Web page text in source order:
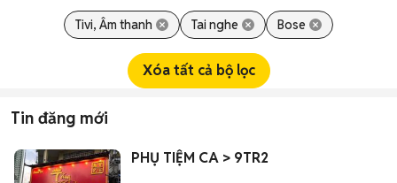
Tivi, Âm thanh Tai nghe Bose
Xóa tất cả bộ lọc
Tin đăng mới
PHỤ TIỆM CA > 9TR2